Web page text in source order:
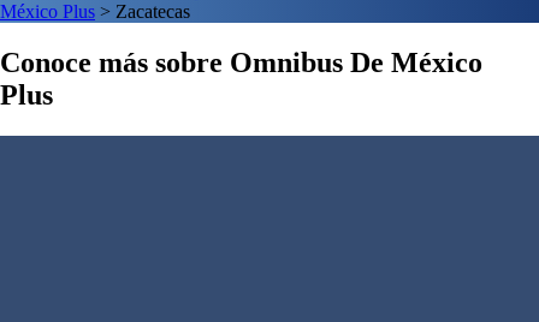
México Plus > Zacatecas
Conoce más sobre Omnibus De México
Plus